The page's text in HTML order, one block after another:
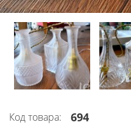
Код товара: 694